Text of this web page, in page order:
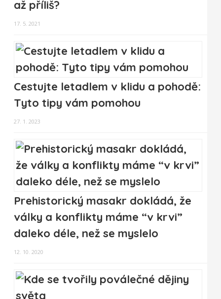
až příliš?
17. 5. 2021
Cestujte letadlem v klidu a pohodě:
Tyto tipy vám pomohou
27. 1. 2023
Prehistorický masakr dokládá, že
války a konflikty máme “v krvi”
daleko déle, než se myslelo
12. 10. 2020